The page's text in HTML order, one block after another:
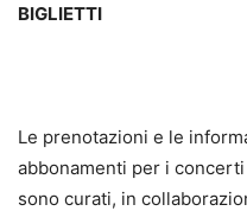
BIGLIETTI
Le prenotazioni e le
abbonamenti per i
sono curati, in